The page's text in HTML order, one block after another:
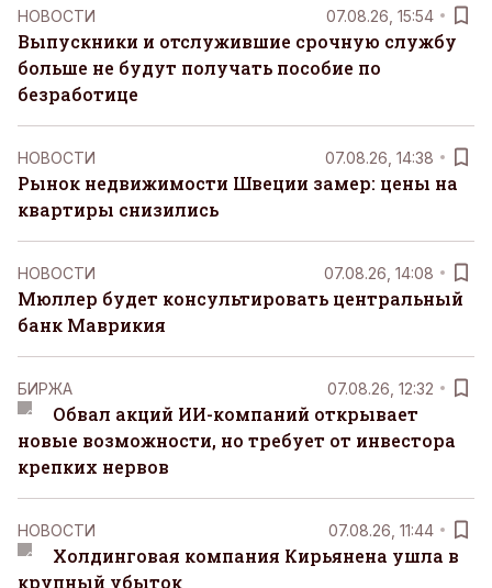
НОВОСТИ 07.08.26, 15:54
Выпускники и отслужившие срочную службу
больше не будут получать пособие по
безработице
НОВОСТИ 07.08.26, 14:38
Рынок недвижимости Швеции замер: цены на
квартиры снизились
НОВОСТИ 07.08.26, 14:08
Мюллер будет консультировать центральный
банк Маврикия
БИРЖА 07.08.26, 12:32
Обвал акций ИИ-компаний открывает
новые возможности, но требует от инвестора
крепких нервов
НОВОСТИ 07.08.26, 11:44
Холдинговая компания Кирьянена ушла в
крупный убыток